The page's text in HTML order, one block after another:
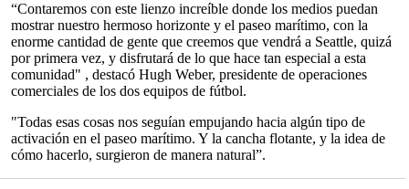
“Contaremos con este lienzo increíble donde los medios puedan
mostrar nuestro hermoso horizonte y el paseo marítimo, con la
enorme cantidad de gente que creemos que vendrá a Seattle, quizá
por primera vez, y disfrutará de lo que hace tan especial a esta
comunidad" , destacó Hugh Weber, presidente de operaciones
comerciales de los dos equipos de fútbol.
"Todas esas cosas nos seguían empujando hacia algún tipo de
activación en el paseo marítimo. Y la cancha flotante, y la idea de
cómo hacerlo, surgieron de manera natural”.